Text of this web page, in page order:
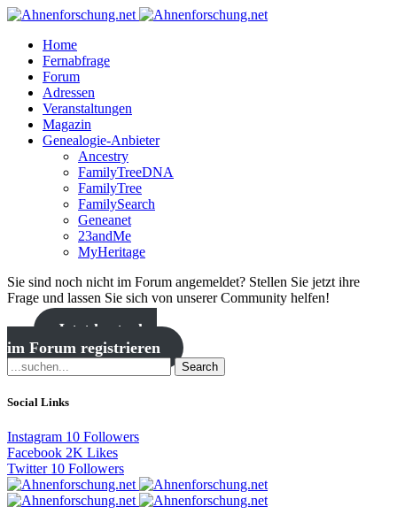
Home
Fernabfrage
Forum
Adressen
Veranstaltungen
Magazin
Genealogie-Anbieter
Ancestry
FamilyTreeDNA
FamilyTree
FamilySearch
Geneanet
23andMe
MyHeritage
Sie sind noch nicht im Forum angemeldet? Stellen Sie jetzt ihre
Frage und lassen Sie sich von unserer Community helfen!
Jetzt kostenlos
im Forum registrieren
Search
Social Links
Instagram 10 Followers
Facebook 2K Likes
Twitter 10 Followers